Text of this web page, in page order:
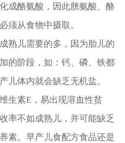
成酪氨酸，因此胱氨酸、酪
须从食物中摄取。
儿需要的多，因为胎儿的
的阶段，如：钙、磷、铁都
儿体内就会缺乏无机盐。
素E，易出现溶血性贫
率不如成熟儿，并可能缺乏
素。早产儿食配方食品还是